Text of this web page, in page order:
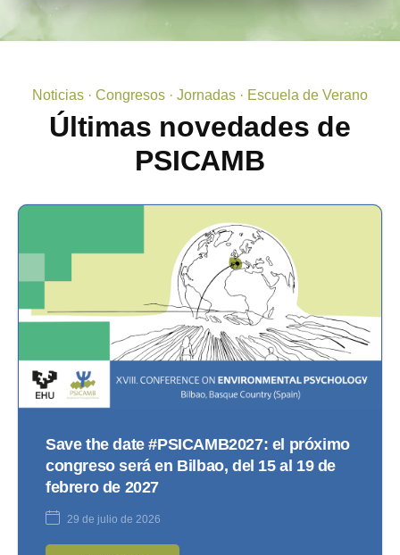
Noticias · Congresos · Jornadas · Escuela de Verano
Últimas novedades de
PSICAMB
Save the date #PSICAMB2027: el próximo
congreso será en Bilbao, del 15 al 19 de
febrero de 2027
29 de julio de 2026